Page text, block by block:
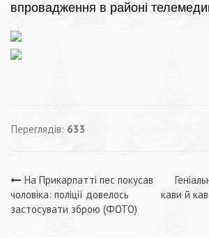
впровадження в районі
Переглядів: 633
Навігація
записів
На Прикарпатті пес покусав
чоловіка: поліції довелось
застосувати зброю (ФОТО)
кави й